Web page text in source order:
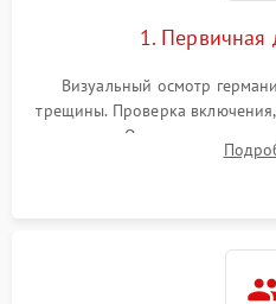
1. Первичная
Визуальный осмотр
трещины. Проверка
зарядки. Оценка вывода
проверка базовых